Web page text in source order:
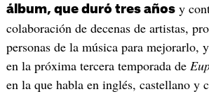
álbum, que duró tres añosy
colaboración de decenas de artistas,
personas de la música para mejorarlo,
en la próxima tercera temporada de
en la que habla en inglés, castellano y